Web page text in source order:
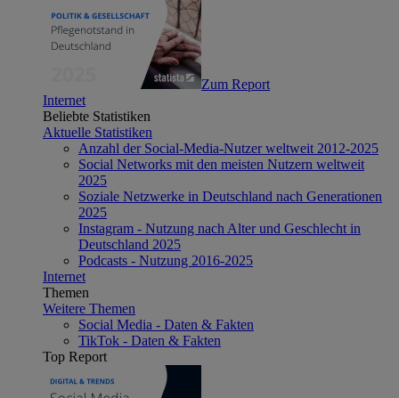
Zum Report
Internet
Beliebte Statistiken
Aktuelle Statistiken
Anzahl der Social-Media-Nutzer weltweit 2012-2025
Social Networks mit den meisten Nutzern weltweit
2025
Soziale Netzwerke in Deutschland nach Generationen
2025
Instagram - Nutzung nach Alter und Geschlecht in
Deutschland 2025
Podcasts - Nutzung 2016-2025
Internet
Themen
Weitere Themen
Social Media - Daten & Fakten
TikTok - Daten & Fakten
Top Report